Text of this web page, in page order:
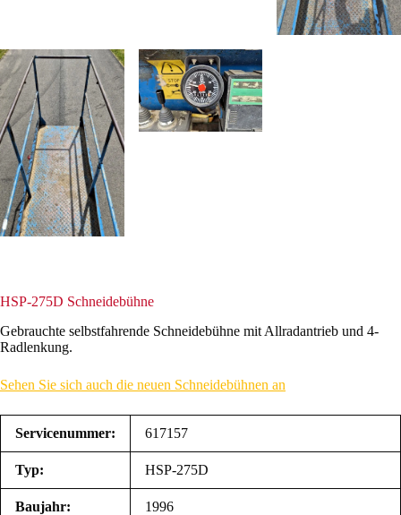
HSP-275D Schneidebühne
Gebrauchte selbstfahrende Schneidebühne mit Allradantrieb und 4-
Radlenkung.
Sehen Sie sich auch die neuen Schneidebühnen an
Servicenummer: 617157
Typ: HSP-275D
Baujahr: 1996